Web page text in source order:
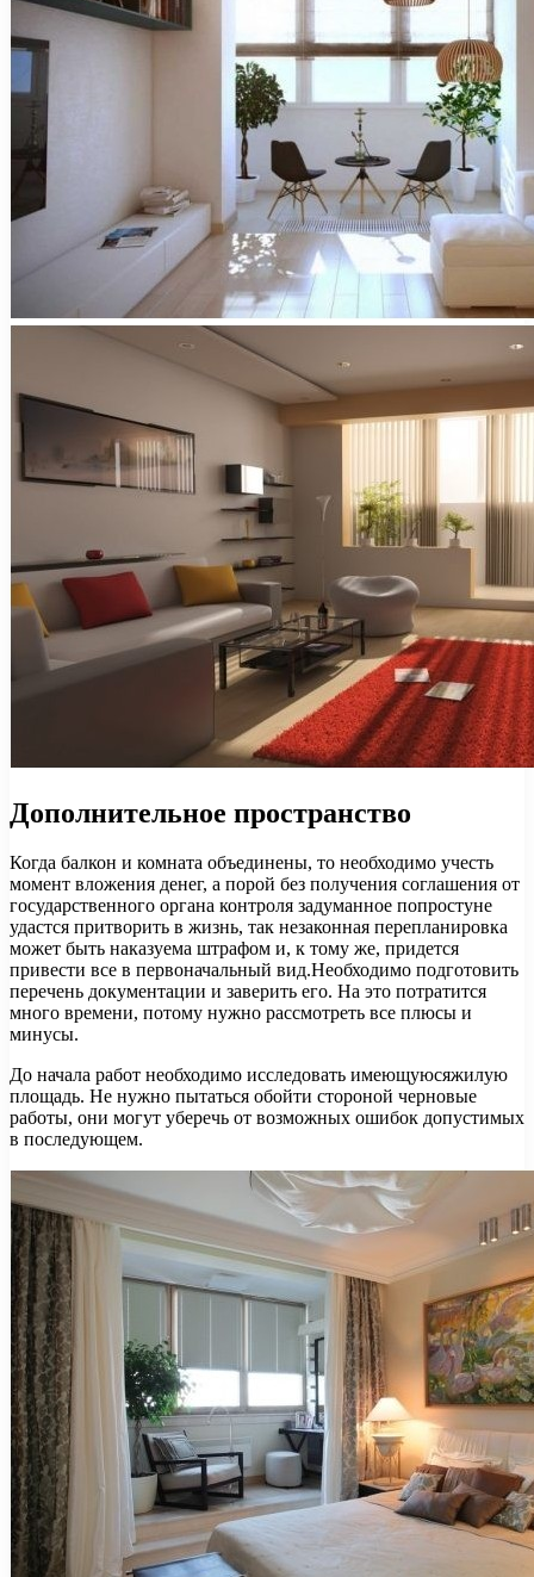
Дополнительное пространство
Когда балкон и комната объединены, то необходимо учесть
момент вложения денег, а порой без получения соглашения от
государственного органа контроля задуманное попростуне
удастся притворить в жизнь, так незаконная перепланировка
может быть наказуема штрафом и, к тому же, придется
привести все в первоначальный вид.Необходимо подготовить
перечень документации и заверить его. На это потратится
много времени, потому нужно рассмотреть все плюсы и
минусы.
До начала работ необходимо исследовать имеющуюсяжилую
площадь. Не нужно пытаться обойти стороной черновые
работы, они могут уберечь от возможных ошибок допустимых
в последующем.